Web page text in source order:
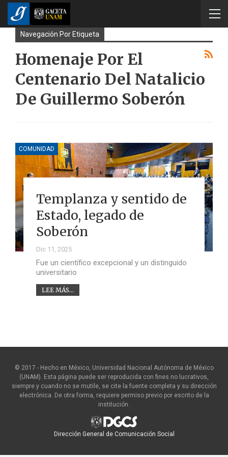
Navegación Por Etiqueta
Homenaje Por El
Centenario Del Natalicio
De Guillermo Soberón
COMUNIDAD
Templanza y sentido de
Estado, legado de
Soberón
Dic 11, 2025
Fue un científico excepcional y un distinguido
universitario
LEE MÁS...
© 2017 - Hecho en México, Universidad Nacional Autónoma de México
(UNAM). Esta página puede ser reproducida con fines no lucrativos,
siempre y cuando no se mutile, se cite la fuente completa y su dirección
electrónica. De otra forma, requiere permiso previo por escrito de la
institución.
Dirección General de Comunicación Social